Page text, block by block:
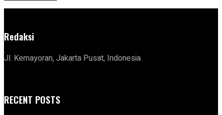
Redaksi
Jl. Kemayoran, Jakarta Pusat, Indonesia
RECENT POSTS